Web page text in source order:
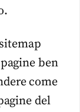
ben
come
del